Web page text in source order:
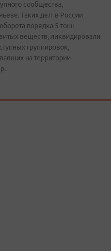
сообщества,
Таких дел в России
порядка 5 тонн
веществ, ликвидировали
группировок,
на территории